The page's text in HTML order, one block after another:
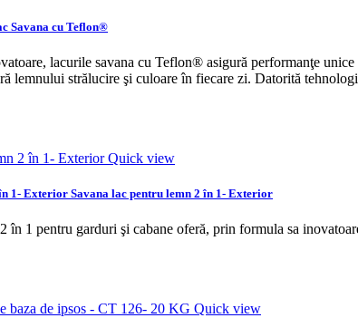
Savana cu Teflon®
lacurile savana cu Teflon® asigură performanţe
lemnului strălucire şi culoare în fiecare zi. Datorită
Quick view
1- ExteriorSavana lac pentru lemn 2 în 1- Exterior
în 1 pentru garduri şi cabane oferă, prin formula sa
Quick view